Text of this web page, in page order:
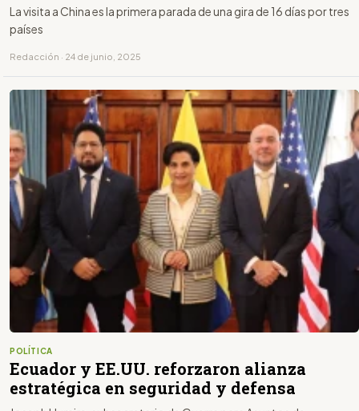
La visita a China es la primera parada de una gira de 16 días por tres
países
Redacción · 24 de junio, 2025
POLÍTICA
Ecuador y EE.UU. reforzaron alianza
estratégica en seguridad y defensa